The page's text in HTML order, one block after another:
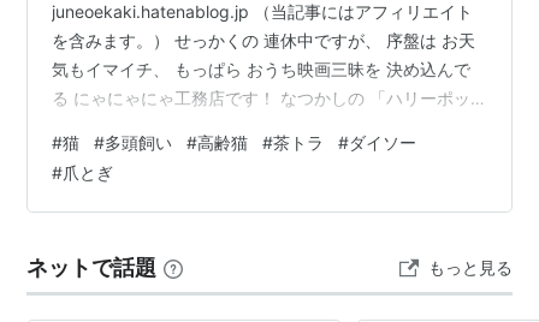
juneoekaki.hatenablog.jp （当記事にはアフィリエイト
を含みます。） せっかくの 連休中ですが、 序盤は お天
気もイマイチ、 もっぱら おうち映画三昧を 決め込んで
る にゃにゃにゃ工務店です！ なつかしの 「ハリーポッ
ックの子供たち」も おもしろかったです！！ ストーリー
がっつりのを ずっと見続けてると 脳が疲れるので ちょ
いちょいドラえもんをはさみながらｗ あーとーは
てます Googleさんの聞き間違えシリ…
#猫 #多頭飼い #高齢猫 #茶トラ #ダイソー
#爪とぎ
ネットで話題 もっと見る